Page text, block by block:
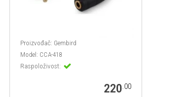
Proizvođač: Gembird
Model: CCA-418
Raspoloživost:
220.00